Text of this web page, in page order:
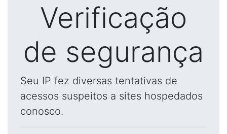
Verificação
de segurança
Seu IP fez diversas tentativas de
acessos suspeitos a sites hospedados
conosco.